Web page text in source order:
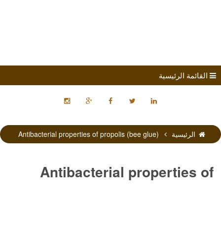
القائمة الرئيسية
الرئيسية
Antibacterial properties of